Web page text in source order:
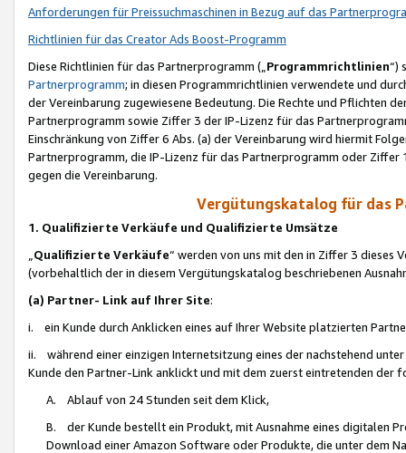
Anforderungen für Preissuchmaschinen in Bezug auf das
Richtlinien für das Creator Ads Boost-Programm
Diese Richtlinien für das Partnerprogramm („Programmrichtlinien“)
Partnerprogramm; in diesen Programmrichtlinien verwendete und
der Vereinbarung zugewiesene Bedeutung. Die Rechte und Pflichten
Partnerprogramm sowie Ziffer 3 der IP-Lizenz für das
Einschränkung von Ziffer 6 Abs. (a) der Vereinbarung wird hiermit
Partnerprogramm, die IP-Lizenz für das Partnerprogramm oder
gegen die Vereinbarung.
Vergütungskatalog für das
1. Qualifizierte Verkäufe und Qualifizierte Umsätze
Qualifizierte Verkäufe“ werden von uns mit den in Ziffer 3
(vorbehaltlich der in diesem Vergütungskatalog beschriebenen
(a) Partner- Link auf Ihrer Site:
i. ein Kunde durch Anklicken eines auf Ihrer Website platzierten
ii. während einer einzigen Internetsitzung eines der nachstehend
Kunde den Partner-Link anklickt und mit dem zuerst eintretenden der
A. Ablauf von 24 Stunden seit dem Klick,
B. der Kunde bestellt ein Produkt, mit Ausnahme eines digitalen
Download einer Amazon Software oder Produkte, die unter dem